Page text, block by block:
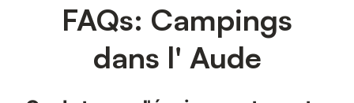
FAQs: Campings
dans l' Aude